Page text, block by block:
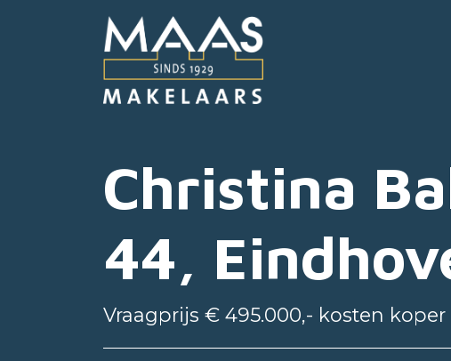
Christina
44,
Vraagprijs € 495.000,- kosten koper